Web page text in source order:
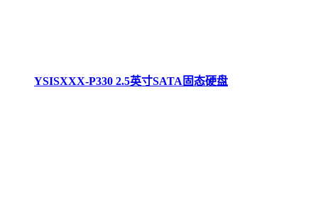
YSISXXX-P330 2.5英寸SATA固态硬盘